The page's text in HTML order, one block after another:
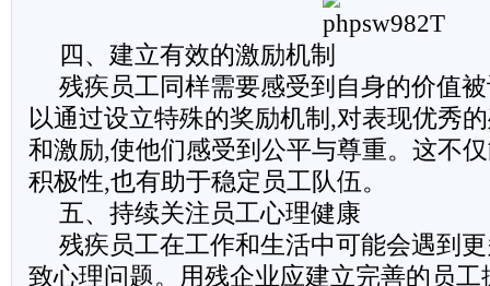
四、建立有效的激励机制
残疾员工同样需要感受到自身的价值
以通过设立特殊的奖励机制,对表现优秀
和激励,使他们感受到公平与尊重。这不
积极性,也有助于稳定员工队伍。
五、持续关注员工心理健康
残疾员工在工作和生活中可能会遇到
致心理问题。用残企业应建立完善的员